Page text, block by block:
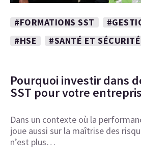
#FORMATIONS SST
#HSE
#SANTÉ ET SÉCURITÉ
Pourquoi investir dans
SST pour votre
Dans un contexte où la
joue aussi sur la maîtrise des
n’est plus…